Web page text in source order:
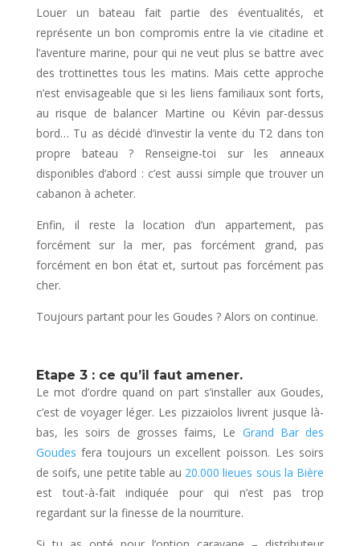
Louer un bateau fait partie des éventualités, et
représente un bon compromis entre la vie citadine et
l’aventure marine, pour qui ne veut plus se battre avec
des trottinettes tous les matins. Mais cette approche
n’est envisageable que si les liens familiaux sont forts,
au risque de balancer Martine ou Kévin par-dessus
bord… Tu as décidé d’investir la vente du T2 dans ton
propre bateau ? Renseigne-toi sur les anneaux
disponibles d’abord : c’est aussi simple que trouver un
cabanon à acheter.
Enfin, il reste la location d’un appartement, pas
forcément sur la mer, pas forcément grand, pas
forcément en bon état et, surtout pas forcément pas
cher.
Toujours partant pour les Goudes ? Alors on continue.
Etape 3 : ce qu’il faut amener.
Le mot d’ordre quand on part s’installer aux Goudes,
c’est de voyager léger. Les pizzaiolos livrent jusque là-
bas, les soirs de grosses faims, Le Grand Bar des
Goudes fera toujours un excellent poisson. Les soirs
de soifs, une petite table au 20.000 lieues sous la Bière
est tout-à-fait indiquée pour qui n’est pas trop
regardant sur la finesse de la nourriture.